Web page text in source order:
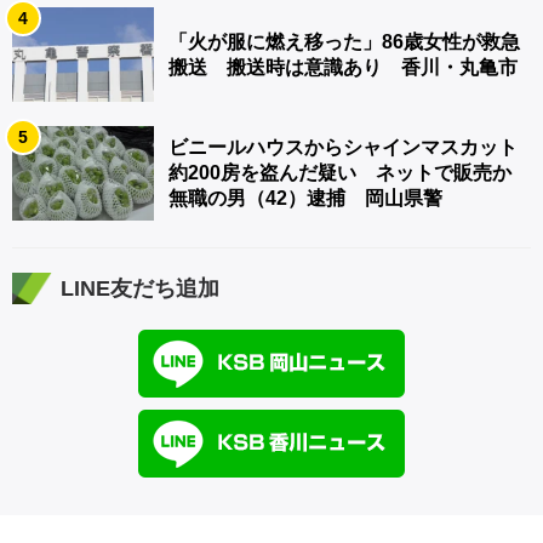
4
「火が服に燃え移った」86歳女性が救急
搬送 搬送時は意識あり 香川・丸亀市
5
ビニールハウスからシャインマスカット
約200房を盗んだ疑い ネットで販売か
無職の男（42）逮捕 岡山県警
LINE友だち追加